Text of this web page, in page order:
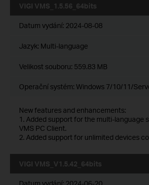
VIGI VMS_1.5.56_64bits
Datum vydání: 2024-08-08
Jazyk: Multi-language
Velikost souboru: 559.83 MB
Operační systém: Windows 7/10/11/
New features and enhancements:
1. Added support for the multi-language
VMS PC Client.
2. Added support for unlimited devices
VIGI VMS_V1.5.42_64bits
Datum vydání: 2024-06-20